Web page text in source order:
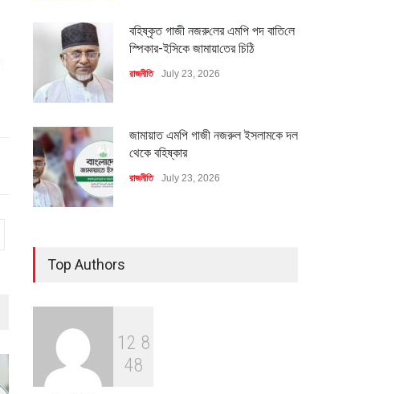
বহিষ্কৃত গাজী নজরু‌লের এম‌পি পদ বা‌তি‌লে
স্পিকার-ইসিকে জামায়া‌তের চি‌ঠি
রাজনীতি July 23, 2026
জামায়াত এমপি গাজী নজরুল ইসলামকে দল
থেকে বহিষ্কার
রাজনীতি July 23, 2026
বৈশ্বিক প্রতিযোগিতা সক্ষমতা বাড়াতে
পোশাক শিল্পে নতুন উদ্যোগ
Top Authors
1 2 8
48